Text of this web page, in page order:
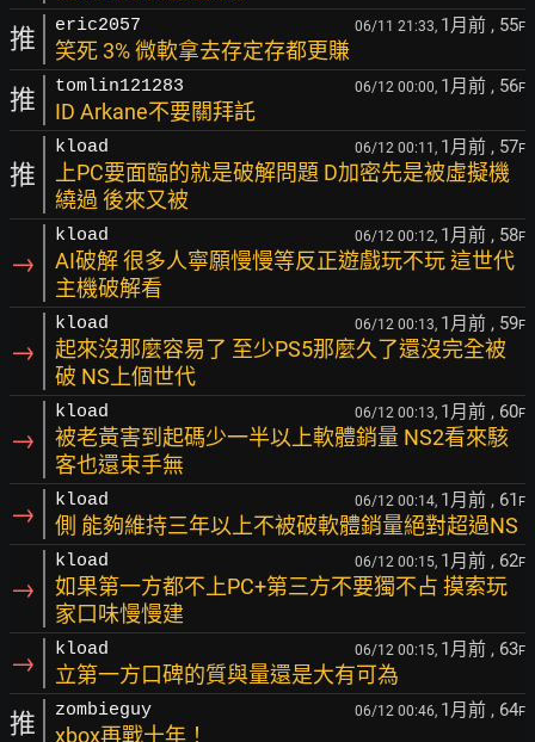
推 eric2057 06/11 21:33, 1月前 , 55F
笑死 3% 微軟拿去存定存都更賺
推 tomlin121283 06/12 00:00, 1月前 , 56F
ID Arkane不要關拜託
推
kload 06/12 00:11, 1月前 , 57F
上PC要面臨的就是破解問題 D加密先是被虛擬機
繞過 後來又被
→
kload 06/12 00:12, 1月前 , 58F
AI破解 很多人寧願慢慢等反正遊戲玩不玩 這世代
主機破解看
→
kload 06/12 00:13, 1月前 , 59F
起來沒那麼容易了 至少PS5那麼久了還沒完全被
破 NS上個世代
→
kload 06/12 00:13, 1月前 , 60F
被老黃害到起碼少一半以上軟體銷量 NS2看來駭
客也還束手無
→ kload 06/12 00:14, 1月前 , 61 F
側 能夠維持三年以上不被破軟體銷量絕對超過NS
→
kload 06/12 00:15, 1月前 , 62F
如果第一方都不上PC+第三方不要獨不占 摸索玩
家口味慢慢建
→ kload 06/12 00:15, 1月前 , 63F
立第一方口碑的質與量還是大有可為
推 zombieguy 06/12 00:46, 1月前 , 64F
xbox再戰十年！